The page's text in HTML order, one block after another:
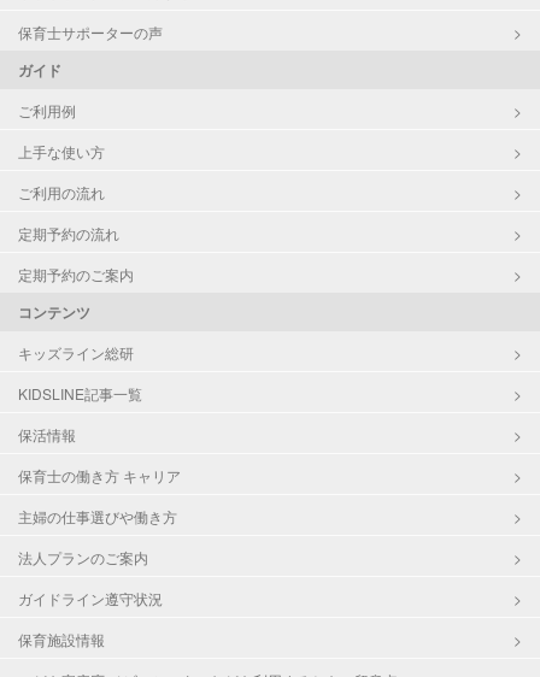
保育士サポーターの声
ガイド
ご利用例
上手な使い方
ご利用の流れ
定期予約の流れ
定期予約のご案内
コンテンツ
キッズライン総研
KIDSLINE記事一覧
保活情報
保育士の働き方 キャリア
主婦の仕事選びや働き方
法人プランのご案内
ガイドライン遵守状況
保育施設情報